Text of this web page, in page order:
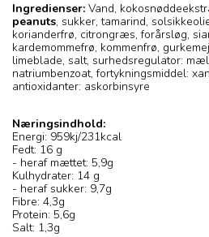
Ingredienser: Vand,
peanuts, sukker, tamarind,
korianderfrø, citrongræs, forårsløg,
kardemommefrø, kommenfrø,
limeblade, salt, surhedsregulator:
natriumbenzoat, fortykningsmiddel:
antioxidanter: askorbinsyre
Næringsindhold:
Energi: 959kj/231kcal
Fedt: 16 g
- heraf mættet: 5,9g
Kulhydrater: 14 g
- heraf sukker: 9,7g
Fibre: 4,3g
Protein: 5,6g
Salt: 1,3g